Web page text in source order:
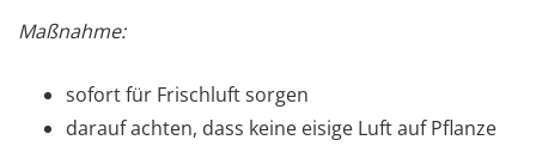
Maßnahme:
sofort für Frischluft sorgen
darauf achten, dass keine eisige Luft auf Pflanze